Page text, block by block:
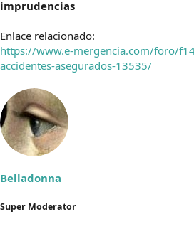
imprudencias
Enlace relacionado:
https://www.e-mergencia.com/foro/
accidentes-asegurados-13535/
Belladonna
Super Moderator